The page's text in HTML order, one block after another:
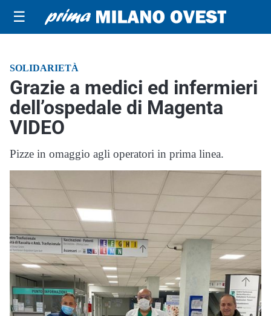
☰
SOLIDARIETÀ
Grazie a medici ed infermieri
dell’ospedale di Magenta
VIDEO
Pizze in omaggio agli operatori in prima linea.